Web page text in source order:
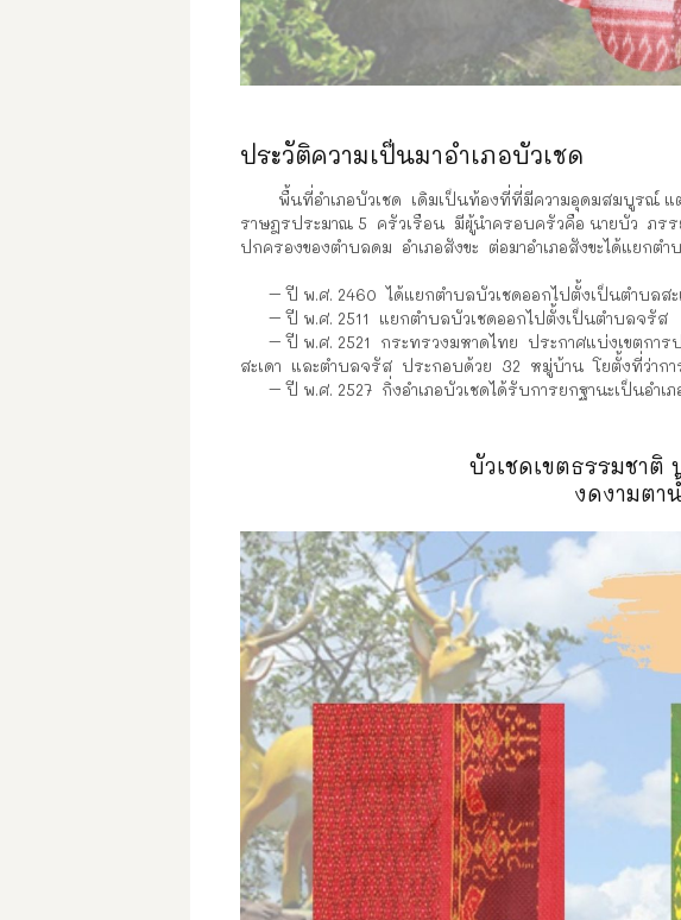
ประวัติความเป็นมาอำเภอบัวเชด
พื้นที่อำเภอบัวเชด เดิมเป็นท้องที่ที่มีความอุดมสมบูรณ์ แต่
ราษฎรประมาณ 5 ครัวเรือน มีผู้นำครอบครัวคือ นายบัว ภรร
ปกครองของตำบลดม อำเภอสังขะ ต่อมาอำเภอสังขะได้แยกต
– ปี พ.ศ. 2460 ได้แยกตำบลบัวเชดออกไปตั้งเป็นตำบลสะ
– ปี พ.ศ. 2511 แยกตำบลบัวเชดออกไปตั้งเป็นตำบลจรัส
– ปี พ.ศ. 2521 กระทรวงมหาดไทย ประกาศแบ่งเขตการ
สะเดา และตำบลจรัส ประกอบด้วย 32 หมู่บ้าน โยตั้งที่ว่ากา
– ปี พ.ศ. 2527 กิ่งอำเภอบัวเชดได้รับการยกฐานะเป็นอำเภ
บัวเชดเขตธรรมชาติ
งดงามตา